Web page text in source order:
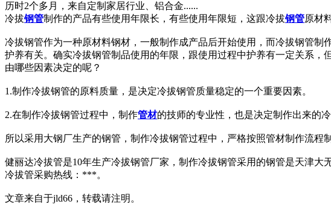
历时2个多月，来自定制家居行业、铝合金......
冷拔钢管制作的产品有些使用年限长，有些使用年限短，这跟冷拔钢管原材
冷拔钢管作为一种原材料钢材，一般制作成产品后开始使用，而冷拔钢管
护养有关。确实冷拔钢管制品使用的年限，跟使用过程中护养有一定关系
由哪些因素决定的呢？
1.制作冷拔钢管的原料质量，是决定冷拔钢管质量稳定的一个重要因素。
2.在制作冷拔钢管过程中，制作管材的技师的专业性，也是决定制作出来的
所以采用大钢厂生产的钢管，制作冷拔钢管过程中，严格按照管材制作流程
健丽达冷拔管是10年生产冷拔钢管厂家，制作冷拔钢管采用的钢管是天津
冷拔管采购热线：***。
文章来自于jld66，转载请注明。